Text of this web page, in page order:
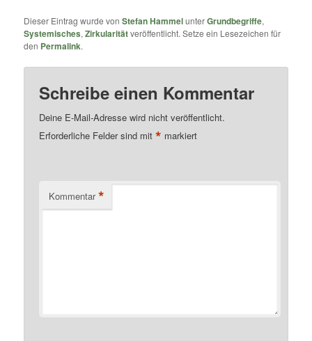
Dieser Eintrag wurde vonStefan HammelunterGrundbegriffe,
Systemisches,Zirkularitätveröffentlicht. Setze ein Lesezeichen für
den Permalink.
Schreibe einen Kommentar
Deine E-Mail-Adresse wird nicht veröffentlicht.
Erforderliche Felder sind mit* markiert
Kommentar *